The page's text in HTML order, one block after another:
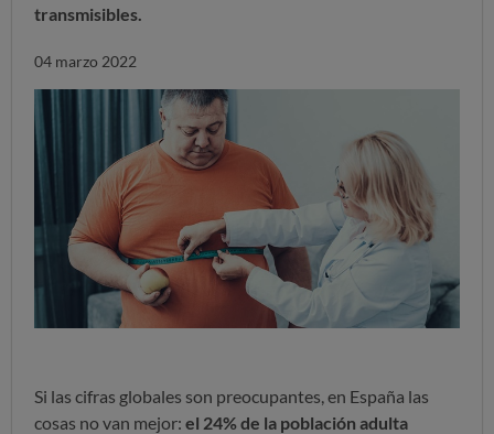
transmisibles.
04 marzo 2022
Si las cifras globales son preocupantes, en España las
cosas no van mejor: el 24% de la población adulta